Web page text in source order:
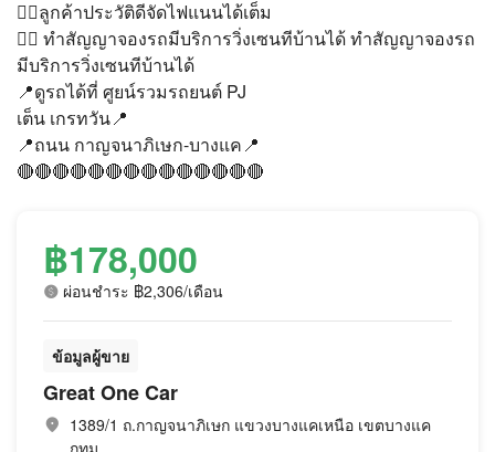
👉🏻ลูกค้าประวัติดีจัดไฟแนนได้เต็ม
👉🏻 ทำสัญญาจองรถมีบริการวิ่งเซนทีบ้านได้ ทำสัญญาจองรถ
มีบริการวิ่งเซนทีบ้านได้
📍ดูรถได้ที่ ศูยน์รวมรถยนต์ PJ
เต็น เกรทวัน📍
📍ถนน กาญจนาภิเษก-บางแค📍
🔴🔴🔴🔴🔴🔴🔴🔴🔴🔴🔴🔴🔴🔴
฿178,000
ผ่อนชำระ ฿2,306/เดือน
ข้อมูลผู้ขาย
Great One Car
1389/1 ถ.กาญจนาภิเษก แขวงบางแคเหนือ เขตบางแค
กทม.